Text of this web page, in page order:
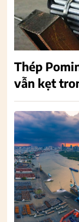
Thép
vẫn kẹt